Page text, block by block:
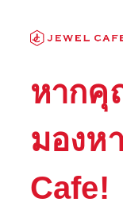
หากคุ
มองห
Cafe!